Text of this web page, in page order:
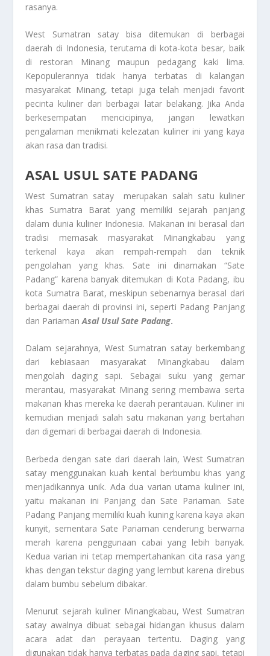
rasanya.
West Sumatran satay bisa ditemukan di berbagai
daerah di Indonesia, terutama di kota-kota besar, baik
di restoran Minang maupun pedagang kaki lima.
Kepopulerannya tidak hanya terbatas di kalangan
masyarakat Minang, tetapi juga telah menjadi favorit
pecinta kuliner dari berbagai latar belakang. Jika Anda
berkesempatan mencicipinya, jangan lewatkan
pengalaman menikmati kelezatan kuliner ini yang kaya
akan rasa dan tradisi.
ASAL USUL SATE PADANG
West Sumatran satay merupakan salah satu kuliner
khas Sumatra Barat yang memiliki sejarah panjang
dalam dunia kuliner Indonesia. Makanan ini berasal dari
tradisi memasak masyarakat Minangkabau yang
terkenal kaya akan rempah-rempah dan teknik
pengolahan yang khas. Sate ini dinamakan “Sate
Padang” karena banyak ditemukan di Kota Padang, ibu
kota Sumatra Barat, meskipun sebenarnya berasal dari
berbagai daerah di provinsi ini, seperti Padang Panjang
dan Pariaman Asal Usul Sate Padang.
Dalam sejarahnya, West Sumatran satay berkembang
dari kebiasaan masyarakat Minangkabau dalam
mengolah daging sapi. Sebagai suku yang gemar
merantau, masyarakat Minang sering membawa serta
makanan khas mereka ke daerah perantauan. Kuliner ini
kemudian menjadi salah satu makanan yang bertahan
dan digemari di berbagai daerah di Indonesia.
Berbeda dengan sate dari daerah lain, West Sumatran
satay menggunakan kuah kental berbumbu khas yang
menjadikannya unik. Ada dua varian utama kuliner ini,
yaitu makanan ini Panjang dan Sate Pariaman. Sate
Padang Panjang memiliki kuah kuning karena kaya akan
kunyit, sementara Sate Pariaman cenderung berwarna
merah karena penggunaan cabai yang lebih banyak.
Kedua varian ini tetap mempertahankan cita rasa yang
khas dengan tekstur daging yang lembut karena direbus
dalam bumbu sebelum dibakar.
Menurut sejarah kuliner Minangkabau, West Sumatran
satay awalnya dibuat sebagai hidangan khusus dalam
acara adat dan perayaan tertentu. Daging yang
digunakan tidak hanya terbatas pada daging sapi, tetapi